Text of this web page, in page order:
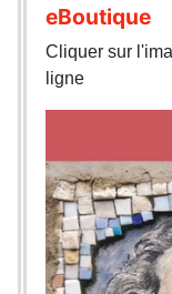
eBoutique
Cliquer sur
ligne